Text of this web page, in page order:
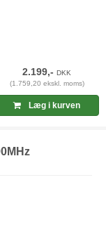
2.199,-DKK
(1.759,20 ekskl. moms)
Læg i kurven